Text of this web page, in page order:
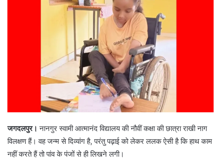
जगदलपुर।नानगुर स्वामी आत्मानंद विद्यालय की नौवीं कक्षा की छात्रा राखी नाग
विलक्षण हैं। वह जन्म से दिव्यांग है, परंतु पढ़ाई को लेकर ललक ऐसी है कि हाथ काम
नहीं करते हैं तो पांव के पंजों से ही लिखने लगी।